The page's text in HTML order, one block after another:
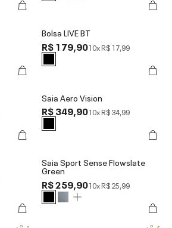
Bolsa LIVE BT
R$ 179,9010xR$ 17,99
Saia Aero Vision
R$ 349,9010xR$ 34,99
Saia Sport Sense Flowslate
Green
R$ 259,9010xR$ 25,99